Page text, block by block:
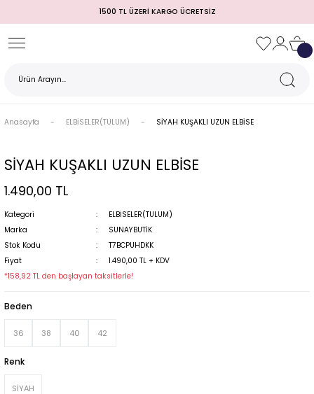
1500 TL ÜZERİ KARGO ÜCRETSİZ
Geri Dön
Geri Dön
Geri Dön
Geri Dön
Geri Dön
Geri Dön
Geri Dön
Anasayfa ELBİSELER(TULUM) SİYAH KUŞAKLI UZUN ELBİSE
SİYAH KUŞAKLI UZUN ELBİSE
1.490,00 TL
Kategori
ELBİSELER(TULUM)
Marka
SUNAYBUTİK
Stok Kodu
T7BCPUHDKK
Fiyat
1.490,00 TL + KDV
*158,92 TL den başlayan taksitlerle!
Beden
36 38 40 42
Renk
SİYAH